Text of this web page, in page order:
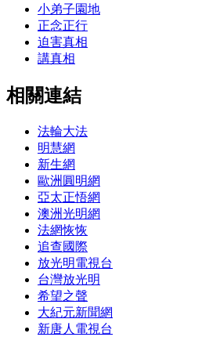
小弟子園地
正念正行
迫害真相
講真相
相關連結
法輪大法
明慧網
新生網
歐洲圓明網
亞太正悟網
澳洲光明網
法網恢恢
追查國際
放光明電視台
台灣放光明
希望之聲
大紀元新聞網
新唐人電視台